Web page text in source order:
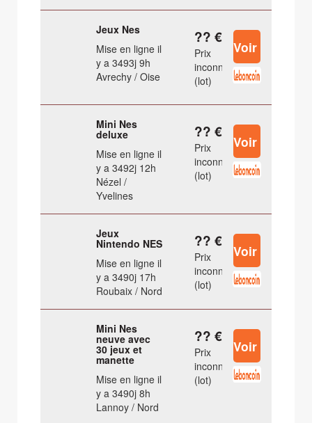
Jeux Nes
Mise en ligne il
y a 3493j 9h
Avrechy / Oise
?? €
Prix
inconnu
(lot)
Mini Nes
deluxe
Mise en ligne il
y a 3492j 12h
Nézel /
Yvelines
?? €
Prix
inconnu
(lot)
Jeux
Nintendo NES
Mise en ligne il
y a 3490j 17h
Roubaix / Nord
?? €
Prix
inconnu
(lot)
Mini Nes
neuve avec
30 jeux et
manette
Mise en ligne il
y a 3490j 8h
Lannoy / Nord
?? €
Prix
inconnu
(lot)